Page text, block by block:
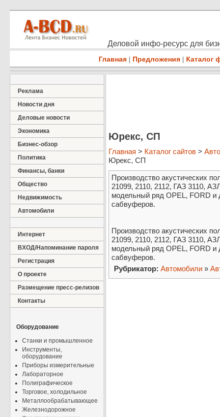
Деловой инфо-ресурс для
Главная | Предложения | Каталог
Реклама
Новости дня
Деловые новости
Экономика
Бизнес-обзор
Политика
Финансы, банки
Общество
Недвижимость
Автомобили
Интернет
ВХОД/Напоминание пароля
Регистрация
О проекте
Размещение пресс-релизов
Контакты
Оборудование
Станки и промышленное
Инструменты,
оборудование
Приборы измерительные
Лабораторное
Полиграфическое
Торговое, холодильное
Металлообрабатывающее
Железнодорожное
Юрекс, СП
Главная > Каталог сайтов >
Юрекс, СП
Производство акустических
21099, 2110, 2112, ГАЗ 3110,
модельный ряд OPEL, FORD и
сабвуферов.
Производство акустических
21099, 2110, 2112, ГАЗ 3110,
модельный ряд OPEL, FORD и
сабвуферов.
Рубрикатор: Автомобили »